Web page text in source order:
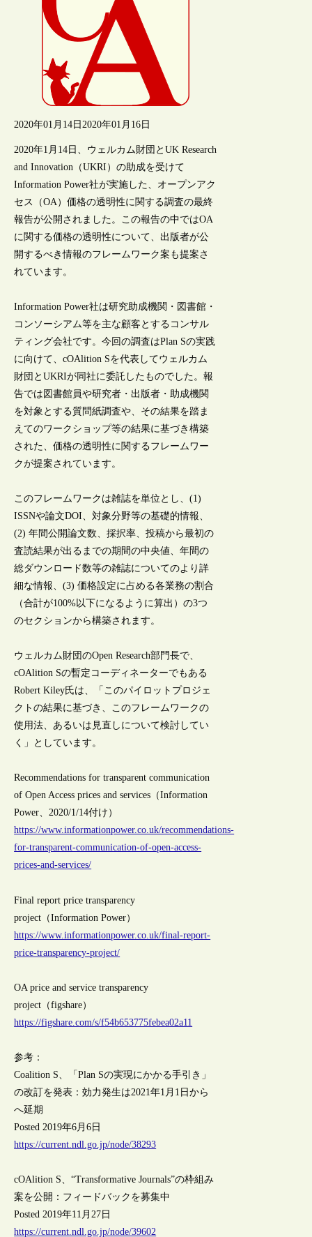
2020年01月14日 2020年01月16日
2020年1月14日、ウェルカム財団とUK Research
and Innovation（UKRI）の助成を受けて
Information Power社が実施した、オープンアク
セス（OA）価格の透明性に関する調査の最終
報告が公開されました。この報告の中ではOA
に関する価格の透明性について、出版者が公
開するべき情報のフレームワーク案も提案さ
れています。
Information Power社は研究助成機関・図書館・
コンソーシアム等を主な顧客とするコンサル
ティング会社です。今回の調査はPlan Sの実践
に向けて、cOAlition Sを代表してウェルカム
財団とUKRIが同社に委託したものでした。報
告では図書館員や研究者・出版者・助成機関
を対象とする質問紙調査や、その結果を踏ま
えてのワークショップ等の結果に基づき構築
された、価格の透明性に関するフレームワー
クが提案されています。
このフレームワークは雑誌を単位とし、(1)
ISSNや論文DOI、対象分野等の基礎的情報、
(2) 年間公開論文数、採択率、投稿から最初の
査読結果が出るまでの期間の中央値、年間の
総ダウンロード数等の雑誌についてのより詳
細な情報、(3) 価格設定に占める各業務の割合
（合計が100%以下になるように算出）の3つ
のセクションから構築されます。
ウェルカム財団のOpen Research部門長で、
cOAlition Sの暫定コーディネーターでもある
Robert Kiley氏は、「このパイロットプロジェ
クトの結果に基づき、このフレームワークの
使用法、あるいは見直しについて検討してい
く」としています。
Recommendations for transparent communication
of Open Access prices and services（Information
Power、2020/1/14付け）
https://www.informationpower.co.uk/recommendations-
for-transparent-communication-of-open-access-
prices-and-services/
Final report price transparency
project（Information Power）
https://www.informationpower.co.uk/final-report-
price-transparency-project/
OA price and service transparency
project（figshare）
https://figshare.com/s/f54b653775febea02a11
参考：
Coalition S、「Plan Sの実現にかかる手引き」
の改訂を発表：効力発生は2021年1月1日から
へ延期
Posted 2019年6月6日
https://current.ndl.go.jp/node/38293
cOAlition S、“Transformative Journals”の枠組み
案を公開：フィードバックを募集中
Posted 2019年11月27日
https://current.ndl.go.jp/node/39602